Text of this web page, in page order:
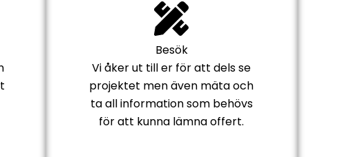
Besök
Vi åker ut till er för att dels se
projektet men även mäta och
ta all information som behövs
för att kunna lämna offert.